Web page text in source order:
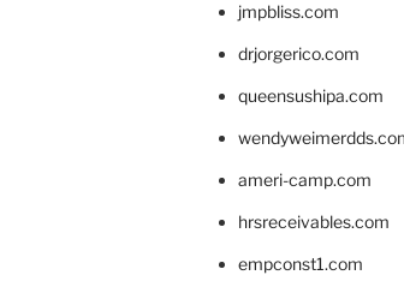
jmpbliss.com
drjorgerico.com
queensushipa.com
ameri-camp.com
hrsreceivables.com
empconst1.com